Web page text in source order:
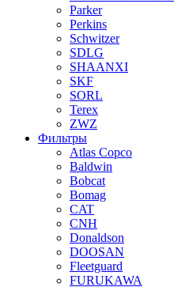
Parker
Perkins
Schwitzer
SDLG
SHAANXI
SKF
SORL
Terex
ZWZ
Фильтры
Atlas Copco
Baldwin
Bobcat
Bomag
CAT
CNH
Donaldson
DOOSAN
Fleetguard
FURUKAWA